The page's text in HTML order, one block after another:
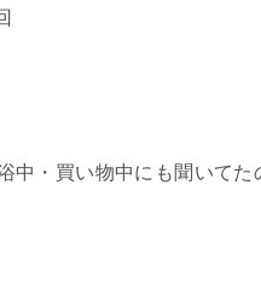
中・買い物中にも聞いてた